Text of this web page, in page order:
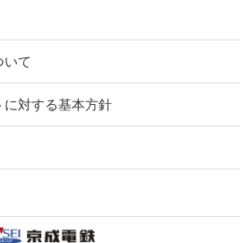
いて
に対する基本方針